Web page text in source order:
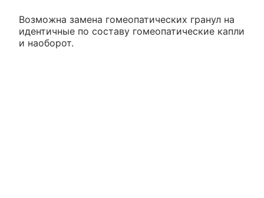
Возможна замена гомеопатических гранул на
идентичные по составу гомеопатические капли
и наоборот.